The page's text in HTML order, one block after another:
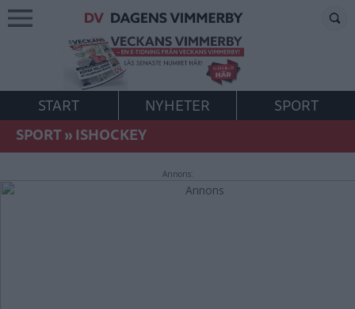
START NYHETER
SPORT
SPORT»ISHOCKEY
Annons: